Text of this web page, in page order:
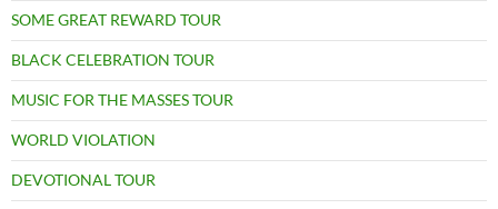
SOME GREAT REWARD TOUR
BLACK CELEBRATION TOUR
MUSIC FOR THE MASSES TOUR
WORLD VIOLATION
DEVOTIONAL TOUR